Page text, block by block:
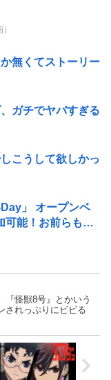
無くてストーリー
ガチでヤバすぎる
こうして欲しかっ
」 オープンベ
可能！お前らも落
『怪獣8号』とかいう
されっぷりにビビる